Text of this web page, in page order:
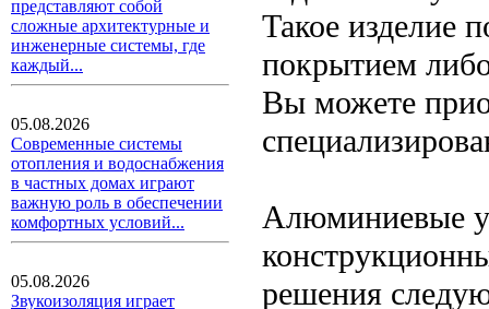
представляют собой
сложные архитектурные и
инженерные системы, где
каждый...
05.08.2026
Современные системы
отопления и водоснабжения
в частных домах играют
важную роль в обеспечении
комфортных условий...
05.08.2026
Звукоизоляция играет
Такое изделие
покрытием
Вы можете
Алюминиевые
решения